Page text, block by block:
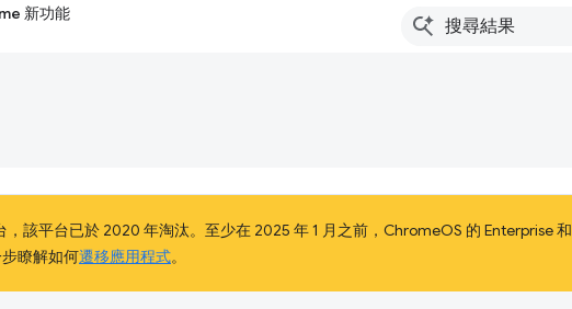
新功能
該平台已於 2020 年淘汰。至少在 2025 年 1 月之前，ChromeOS 的 Enterprise 和
瞭解如何遷移應用程式。